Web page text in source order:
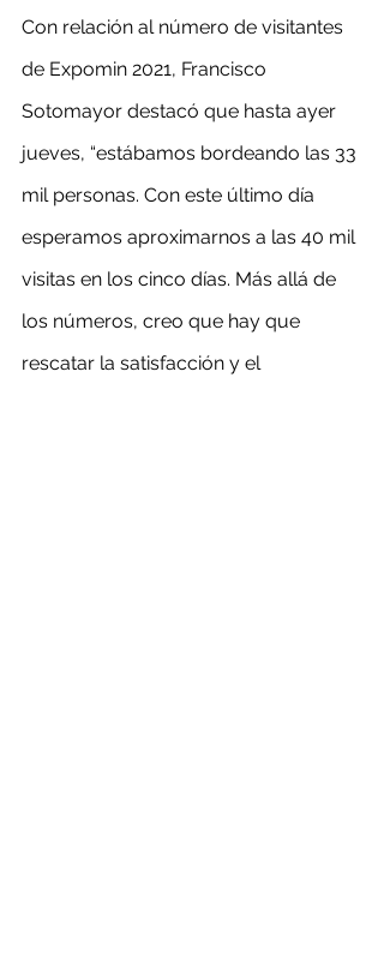
Con relación al número de visitantes
de Expomin 2021, Francisco
Sotomayor destacó que hasta ayer
jueves, “estábamos bordeando las 33
mil personas. Con este último día
esperamos aproximarnos a las 40 mil
visitas en los cinco días. Más allá de
los números, creo que hay que
rescatar la satisfacción y el